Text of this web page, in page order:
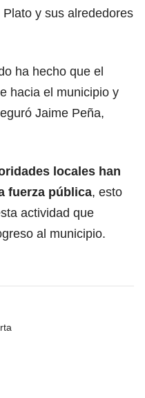
y sus alrededores
ha hecho que el
hacia el municipio y
Jaime Peña,
locales han
fuerza pública, esto
actividad que
al municipio.